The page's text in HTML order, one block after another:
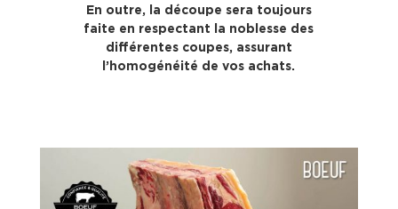
En outre, la découpe sera toujours
faite en respectant la noblesse des
différentes coupes, assurant
l’homogénéité de vos achats.